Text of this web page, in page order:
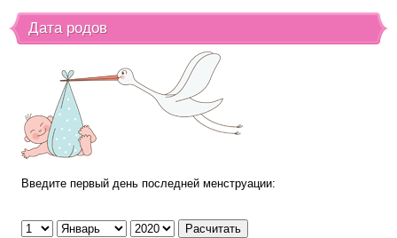
Дата родов
Введите первый день последней менструации: